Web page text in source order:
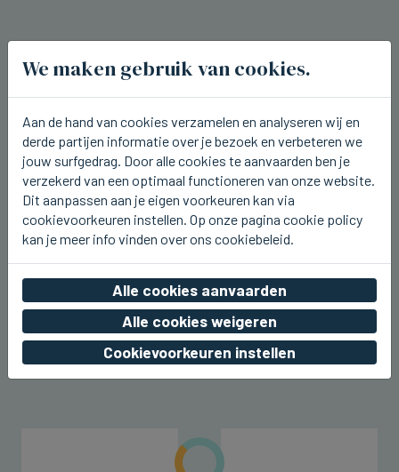
BEERNEM
Dit weekend kermis rond het station
van Beernem
vr 07 augustus 2026, 20:17
We maken gebruik van cookies.
Aan de hand van cookies verzamelen en analyseren wij en
derde partijen informatie over je bezoek en verbeteren we
jouw surfgedrag. Door alle cookies te aanvaarden ben je
verzekerd van een optimaal functioneren van onze website.
Dit aanpassen aan je eigen voorkeuren kan via
cookievoorkeuren instellen. Op onze pagina cookie policy
kan je meer info vinden over ons cookiebeleid.
Alle cookies aanvaarden
Alle cookies weigeren
Cookievoorkeuren instellen